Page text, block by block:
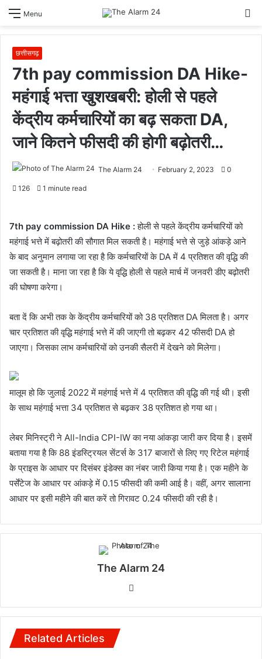
Menu
छत्तीसगढ़
7th pay commission DA Hike-
महंगाई भत्ता खुशखबरी: होली से पहले
केंद्रीय कर्मचारियों का बढ़ सकता DA,
जाने कितने फीसदी की होगी बढ़ोतरी…
The Alarm 24 February 2, 2023 0
126 1 minute read
7th pay commission DA Hike :होली से पहले केंद्रीय कर्मचारियों को
महंगाई भत्ते में बढ़ोतरी की सौगात मिल सकती है। महंगाई भत्ते से जुड़े आंकड़े आने
के बाद अनुमान लगाया जा रहा है कि कर्मचारियों के DA में 4 प्रतिशत की वृद्धि की
जा सकती है। माना जा रहा है कि ये वृद्धि होली से पहले मार्च में जनवरी डीए बढ़ोतरी
की घोषणा करेगा।
बता दें कि अभी तक के केंद्रीय कर्मचारियों को 38 प्रतिशत DA मिलता है। अगर
चार प्रतिशत की वृद्धि महंगाई भत्ते में की जाएगी तो बढ़कर 42 फीसदी DA हो
जाएगा। जिसका लाभ कर्मचारियों को उनकी सैलरी में देखने को मिलेगा।
मालूम हो कि जुलाई 2022 में महंगाई भत्ते में 4 प्रतिशत की वृद्धि की गई थी। इसी
के साथ महंगाई भत्ता 34 प्रतिशत से बढ़कर 38 प्रतिशत हो गया था।
लेबर मिनिस्ट्री ने All-India CPI-IW का नया आंकड़ा जारी कर दिया है। इसमें
बताया गया है कि 88 इंडस्ट्रियल सेंटर्स के 317 बाजारों से लिए गए रिटेल महंगाई
के प्राइस के आधार पर दिसंबर इंडेक्स का नंबर जारी किया गया है। एक महीने के
पर्सेंटेज के आधार पर आंकड़े में 0.15 फीसदी की कमी आई है। वहीं, अगर सालाना
आधार पर इसी महीने की बात करें तो गिरावट 0.24 फीसदी की रही है।
The Alarm 24
Website
Related Articles